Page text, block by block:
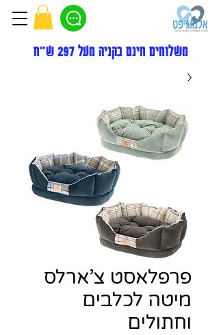
משלוחים חינם בקניה מעל 297 ש"ח
פרפלאסט צ’ארלס
מיטה לכלבים
וחתולים